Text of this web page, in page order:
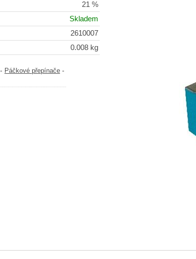
21 %
Skladem
2610007
0.008 kg
- Páčkové přepínače -